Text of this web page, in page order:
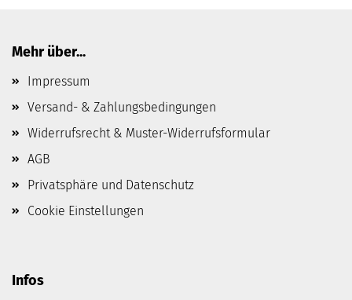
Mehr über...
Impressum
Versand- & Zahlungsbedingungen
Widerrufsrecht & Muster-Widerrufsformular
AGB
Privatsphäre und Datenschutz
Cookie Einstellungen
Infos